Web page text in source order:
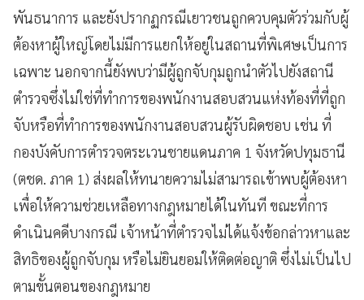
พันธนาการ และยังปรากฏกรณีเยาวชนถูกควบคุมตัวร่วมกับผู้
ต้องหาผู้ใหญ่โดยไม่มีการแยกให้อยู่ในสถานที่พิเศษเป็นการ
เฉพาะ นอกจากนี้ยังพบว่ามีผู้ถูกจับกุมถูกนำตัวไปยังสถานี
ตำรวจซึ่งไม่ใช่ที่ทำการของพนักงานสอบสวนแห่งท้องที่ที่ถูก
จับหรือที่ทำการของพนักงานสอบสวนผู้รับผิดชอบ เช่น ที่
กองบังคับการตำรวจตระเวนชายแดนภาค 1 จังหวัดปทุมธานี
(ตชด. ภาค 1) ส่งผลให้ทนายความไม่สามารถเข้าพบผู้ต้องหา
เพื่อให้ความช่วยเหลือทางกฎหมายได้ในทันที ขณะที่การ
ดำเนินคดีบางกรณี เจ้าหน้าที่ตำรวจไม่ได้แจ้งข้อกล่าวหาและ
สิทธิของผู้ถูกจับกุม หรือไม่ยินยอมให้ติดต่อญาติ ซึ่งไม่เป็นไป
ตามขั้นตอนของกฎหมาย